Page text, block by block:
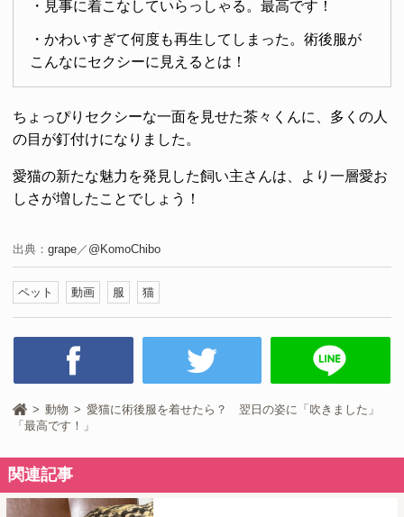
・見事に着こなしていらっしゃる。最高です！
・かわいすぎて何度も再生してしまった。術後服が
こんなにセクシーに見えるとは！
ちょっぴりセクシーな一面を見せた茶々くんに、多くの人
の目が釘付けになりました。
愛猫の新たな魅力を発見した飼い主さんは、より一層愛お
しさが増したことでしょう！
出典： grape ／ @KomoChibo
ペット 動画 服 猫
動物
愛猫に術後服を着せたら？ 翌日の姿に「吹きました」
「最高です！」
関連記事